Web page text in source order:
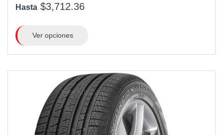
Hasta $3,712.36
Ver opciones